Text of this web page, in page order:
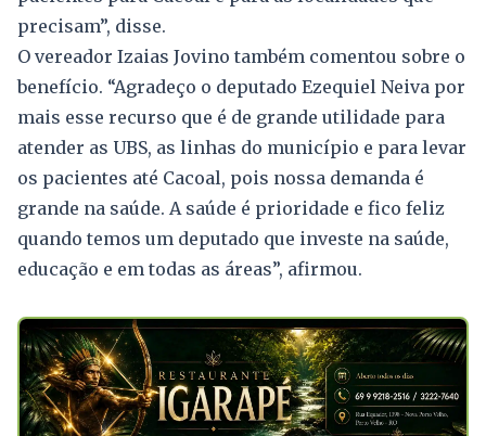
precisam”, disse.
O vereador Izaias Jovino também comentou sobre o
benefício. “Agradeço o deputado Ezequiel Neiva por
mais esse recurso que é de grande utilidade para
atender as UBS, as linhas do município e para levar
os pacientes até Cacoal, pois nossa demanda é
grande na saúde. A saúde é prioridade e fico feliz
quando temos um deputado que investe na saúde,
educação e em todas as áreas”, afirmou.